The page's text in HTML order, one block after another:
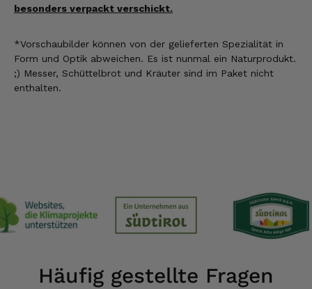
besonders verpackt verschickt.
*Vorschaubilder können von der gelieferten Spezialität in
Form und Optik abweichen. Es ist nunmal ein Naturprodukt.
;) Messer, Schüttelbrot und Kräuter sind im Paket nicht
enthalten.
Häufig gestellte Fragen